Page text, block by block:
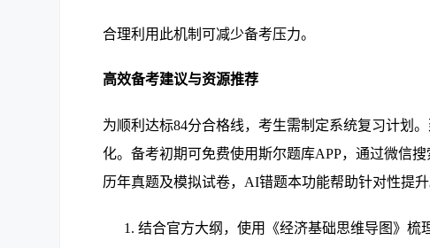
合理利用此机制可减少备考压力。
高效备考建议与资源推荐
为顺利达标84分合格线，考生需制定系统复习计划
化。备考初期可免费使用斯尔题库APP，通过微信
历年真题及模拟试卷，AI错题本功能帮助针对性提升
结合官方大纲，使用《经济基础思维导图》梳